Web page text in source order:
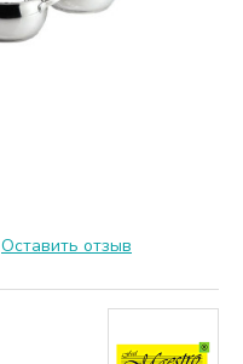
Оставить отзыв